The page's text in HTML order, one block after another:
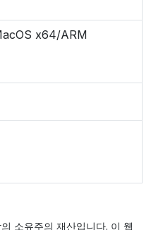
x64/ARM
소유주의 재산입니다. 이 웹